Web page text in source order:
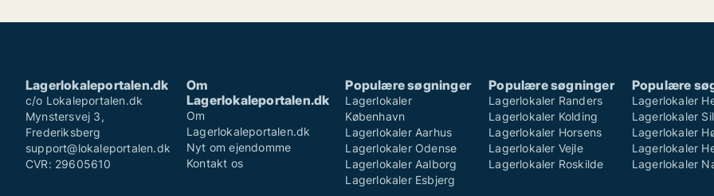
Lagerlokaleportalen.dk
c/o Lokaleportalen.dk
Mynstersvej 3,
Frederiksberg
support@lokaleportalen.dk
CVR: 29605610
Om
Lagerlokaleportalen.dk
Om
Lagerlokaleportalen.dk
Nyt om ejendomme
Kontakt os
Populære søgninger
Lagerlokaler
København
Lagerlokaler Aarhus
Lagerlokaler Odense
Lagerlokaler Aalborg
Lagerlokaler Esbjerg
Populære søgninger
Lagerlokaler Randers
Lagerlokaler Kolding
Lagerlokaler Horsens
Lagerlokaler Vejle
Lagerlokaler Roskilde
Populære
Lagerlokaler
Lagerlokaler
Lagerlokaler
Lagerlokaler
Lagerlokaler